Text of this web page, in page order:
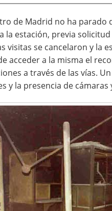
de Madrid no ha
la estación, previa
visitas se cancelaron y la
acceder a la misma el
a través de las vías.
y la presencia de cámaras